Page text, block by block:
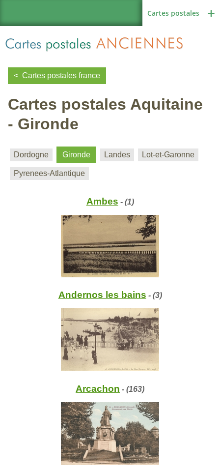
Cartes postales
Région de France
Autres pays
Cartes postales france
Cartes postales Aquitaine
- Gironde
Dordogne Gironde Landes Lot-et-Garonne
Pyrenees-Atlantique
Ambes - (1)
Andernos les bains - (3)
Arcachon - (163)